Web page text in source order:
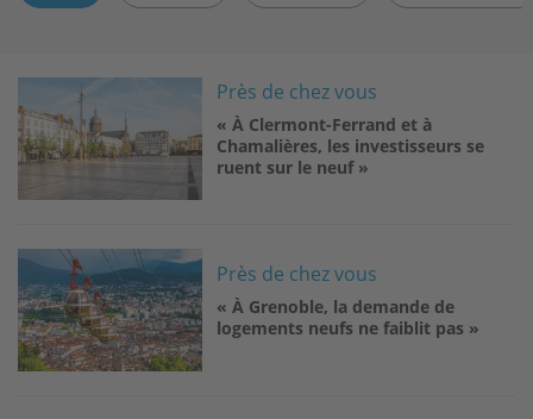
Près de chez vous
« À Clermont-Ferrand et à
Chamalières, les investisseurs se
ruent sur le neuf »
Image
Près de chez vous
« À Grenoble, la demande de
logements neufs ne faiblit pas »